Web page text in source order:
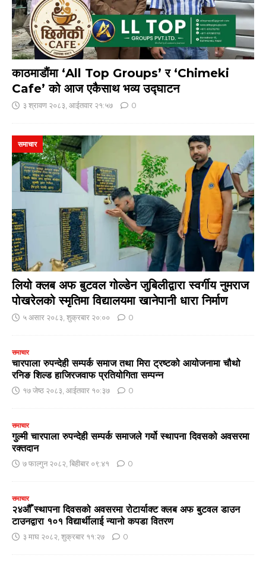
काठमाडौंमा ‘All Top Groups’ र ‘Chimeki
Cafe’ को आज एकैसाथ भव्य उद्घाटन
३ श्रावण २०८३, आईतवार २१:५७ 0
लियो क्लब अफ बुटवल गोल्डेन जुबिलीद्वारा स्वर्गीय नुमराज
पोखरेलको स्मृतिमा विद्यालयमा खानेपानी धारा निर्माण
समाचार
५ असार २०८३, शुक्रबार २०:०० 0
समाचार
चारपाला रुपन्देही सम्पर्क समाज तथा मिरा ट्रष्टको आयोजनामा चौथो
रनिङ शिल्ड हाजिरजवाफ प्रतियोगिता सम्पन्न
१७ जेष्ठ २०८३, आईतवार १०:३७ 0
समाचार
गुल्मी चारपाला रुपन्देही सम्पर्क समाजले गर्यो स्थापना दिवसको अवसरमा
रक्तदान
७ फाल्गुन २०८२, बिहीबार ०९:४१ 0
समाचार
२४औँ स्थापना दिवसको अवसरमा रोटार्याक्ट क्लब अफ बुटवल डाउन
टाउनद्वारा १०१ विद्यार्थीलाई न्यानो कपडा वितरण
३ माघ २०८२, शुक्रबार ११:२७ 0